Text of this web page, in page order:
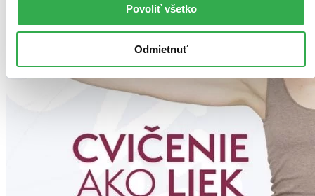
Povoliť všetko
Odmietnuť